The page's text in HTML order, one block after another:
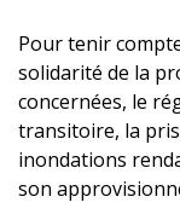
Pour tenir
solidarité de la
concernées, le
transitoire, la
inondations
son